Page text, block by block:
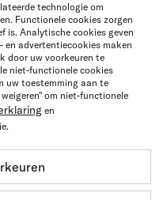
technologie om
Functionele cookies zorgen
is. Analytische cookies geven
advertentiecookies maken
door uw voorkeuren te
niet-functionele cookies
uw toestemming aan te
om niet-functionele
en